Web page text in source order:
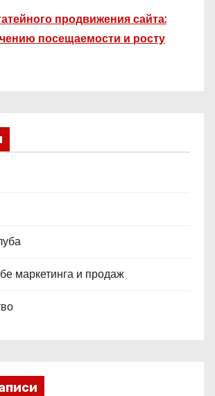
продвижения сайта:
посещаемости и росту
маркетинга и продаж